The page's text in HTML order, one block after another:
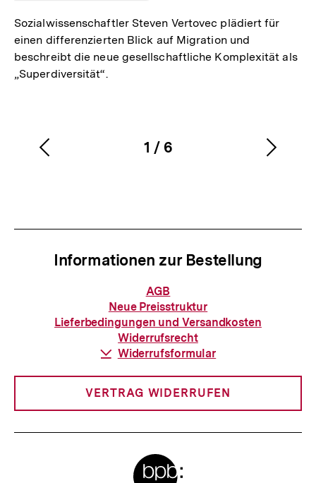
Sozialwissenschaftler Steven Vertovec plädiert für
einen differenzierten Blick auf Migration und
beschreibt die neue gesellschaftliche Komplexität als
„Superdiversität“.
Karussellinhalt
1
von
/ 6
Vorherigen
Informationen zur Bestellung
Informationen
zur
Bestellung
AGB
Neue Preisstruktur
Lieferbedingungen und Versandkosten
Widerrufsrecht
Download-
Widerrufsformular
VERTRAG WIDERRUFEN